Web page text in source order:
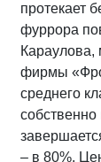
протекает
фуррора
фирмы
среднего
– в 80%.